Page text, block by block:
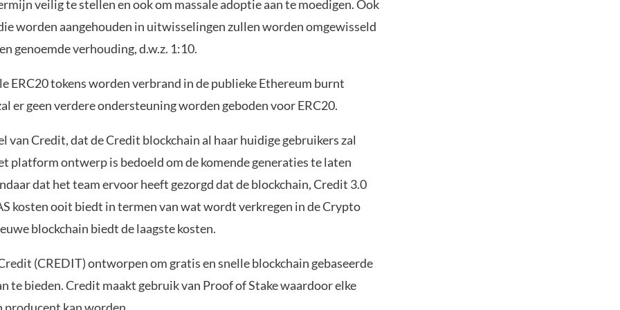
veilig te stellen en ook om massale adoptie aan te moedigen. Ook
worden aangehouden in uitwisselingen zullen worden omgewisseld
genoemde verhouding, d.w.z. 1:10.
ERC20 tokens worden verbrand in de publieke Ethereum burnt
er geen verdere ondersteuning worden geboden voor ERC20.
van Credit, dat de Credit blockchain al haar huidige gebruikers zal
platform ontwerp is bedoeld om de komende generaties te laten
dat het team ervoor heeft gezorgd dat de blockchain, Credit 3.0
kosten ooit biedt in termen van wat wordt verkregen in de Crypto
blockchain biedt de laagste kosten.
(CREDIT) ontworpen om gratis en snelle blockchain gebaseerde
te bieden. Credit maakt gebruik van Proof of Stake waardoor elke